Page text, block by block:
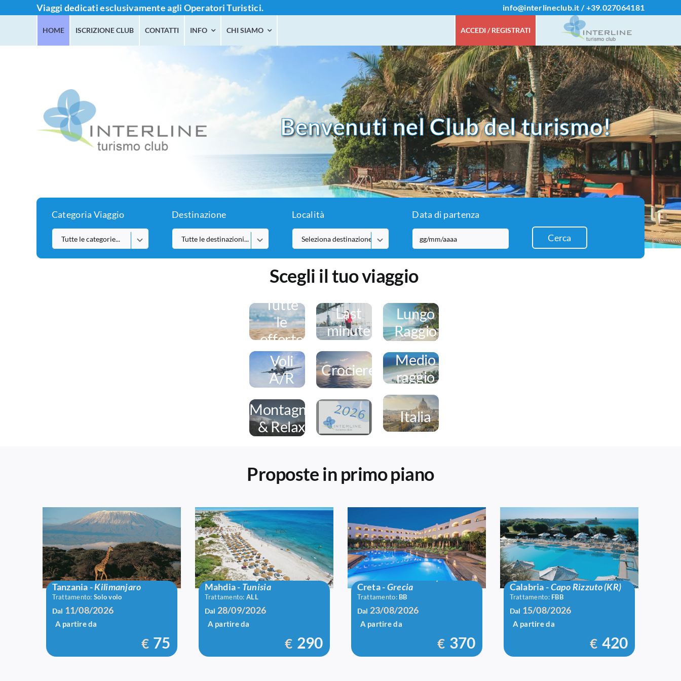
Viaggi dedicati esclusivamente agli Operatori Turistici. info@interlineclub.it /+39.027064181
HOME ISCRIZIONE CLUB CONTATTI INFO CHI SIAMO ACCEDI / REGISTRATI
Benvenuti nel Club del turismo!
Categoria Viaggio Destinazione Località Data di partenza
Cerca
Scegli il tuo viaggio
Tutte
le
offerte
Last
minute
Lungo
Raggio
Voli
A/R
Crociere
Medio
raggio
Italia
Montagna
& Relax
Proposte in primo piano
Volo A/R Tanzania
Tanzania -Kilimanjaro
Trattamento:Solo volo
Dal 11/08/2026
A partire da
€ 75
Bravo El Borj
Mahdia- Tunisia
Trattamento:ALL
Dal 28/09/2026
A partire da
€ 290
Hotel Malia Holidays
Creta-Grecia
Trattamento: BB
Dal 23/08/2026
A partire da
€ 370
Igv Le Castella
Calabria -Capo Rizzuto (KR)
Trattamento: FBB
Dal 15/08/2026
A partire da
€ 420